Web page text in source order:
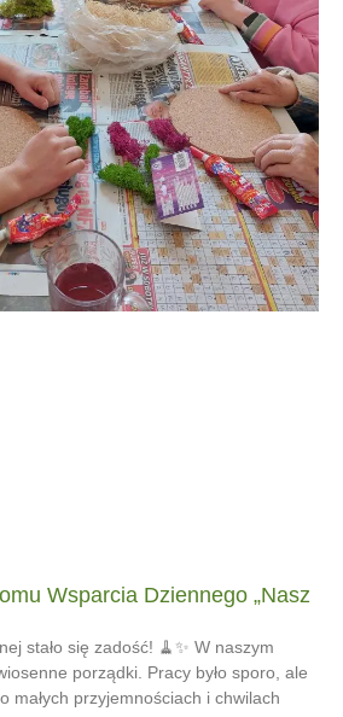
Wsparcia Dziennego „Nasz
stało się zadość! 🧹✨ W naszym
porządki. Pracy było sporo, ale
małych przyjemnościach i chwilach